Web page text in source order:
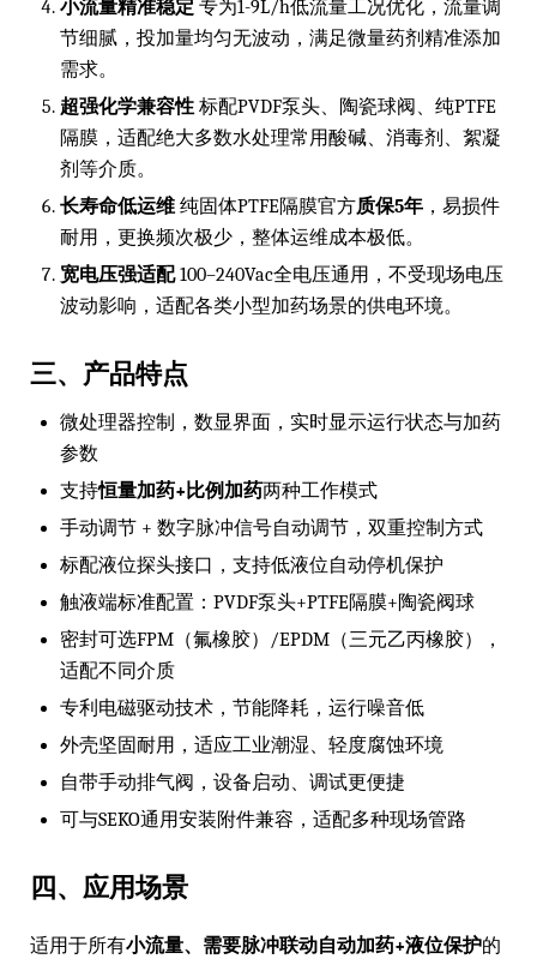
小流量精准稳定 专为1-9L/h低流量工况优化，流量调
节细腻，投加量均匀无波动，满足微量药剂精准添加
需求。
超强化学兼容性 标配PVDF泵头、陶瓷球阀、纯PTFE
隔膜，适配绝大多数水处理常用酸碱、消毒剂、絮凝
剂等介质。
长寿命低运维 纯固体PTFE隔膜官方质保5年 ，易损件
耐用，更换频次极少，整体运维成本极低。
宽电压强适配100–240Vac全电压通用，不受现场电压
波动影响，适配各类小型加药场景的供电环境。
三、产品特点
微处理器控制，数显界面，实时显示运行状态与加药
参数
支持恒量加药+比例加药两种工作模式
手动调节 + 数字脉冲信号自动调节，双重控制方式
标配液位探头接口，支持低液位自动停机保护
触液端标准配置：PVDF泵头+PTFE隔膜+陶瓷阀球
密封可选FPM（氟橡胶）/EPDM（三元乙丙橡胶），
适配不同介质
专利电磁驱动技术，节能降耗，运行噪音低
外壳坚固耐用，适应工业潮湿、轻度腐蚀环境
自带手动排气阀，设备启动、调试更便捷
可与SEKO通用安装附件兼容，适配多种现场管路
四、应用场景
适用于所有小流量、需要脉冲联动自动加药+液位保护的